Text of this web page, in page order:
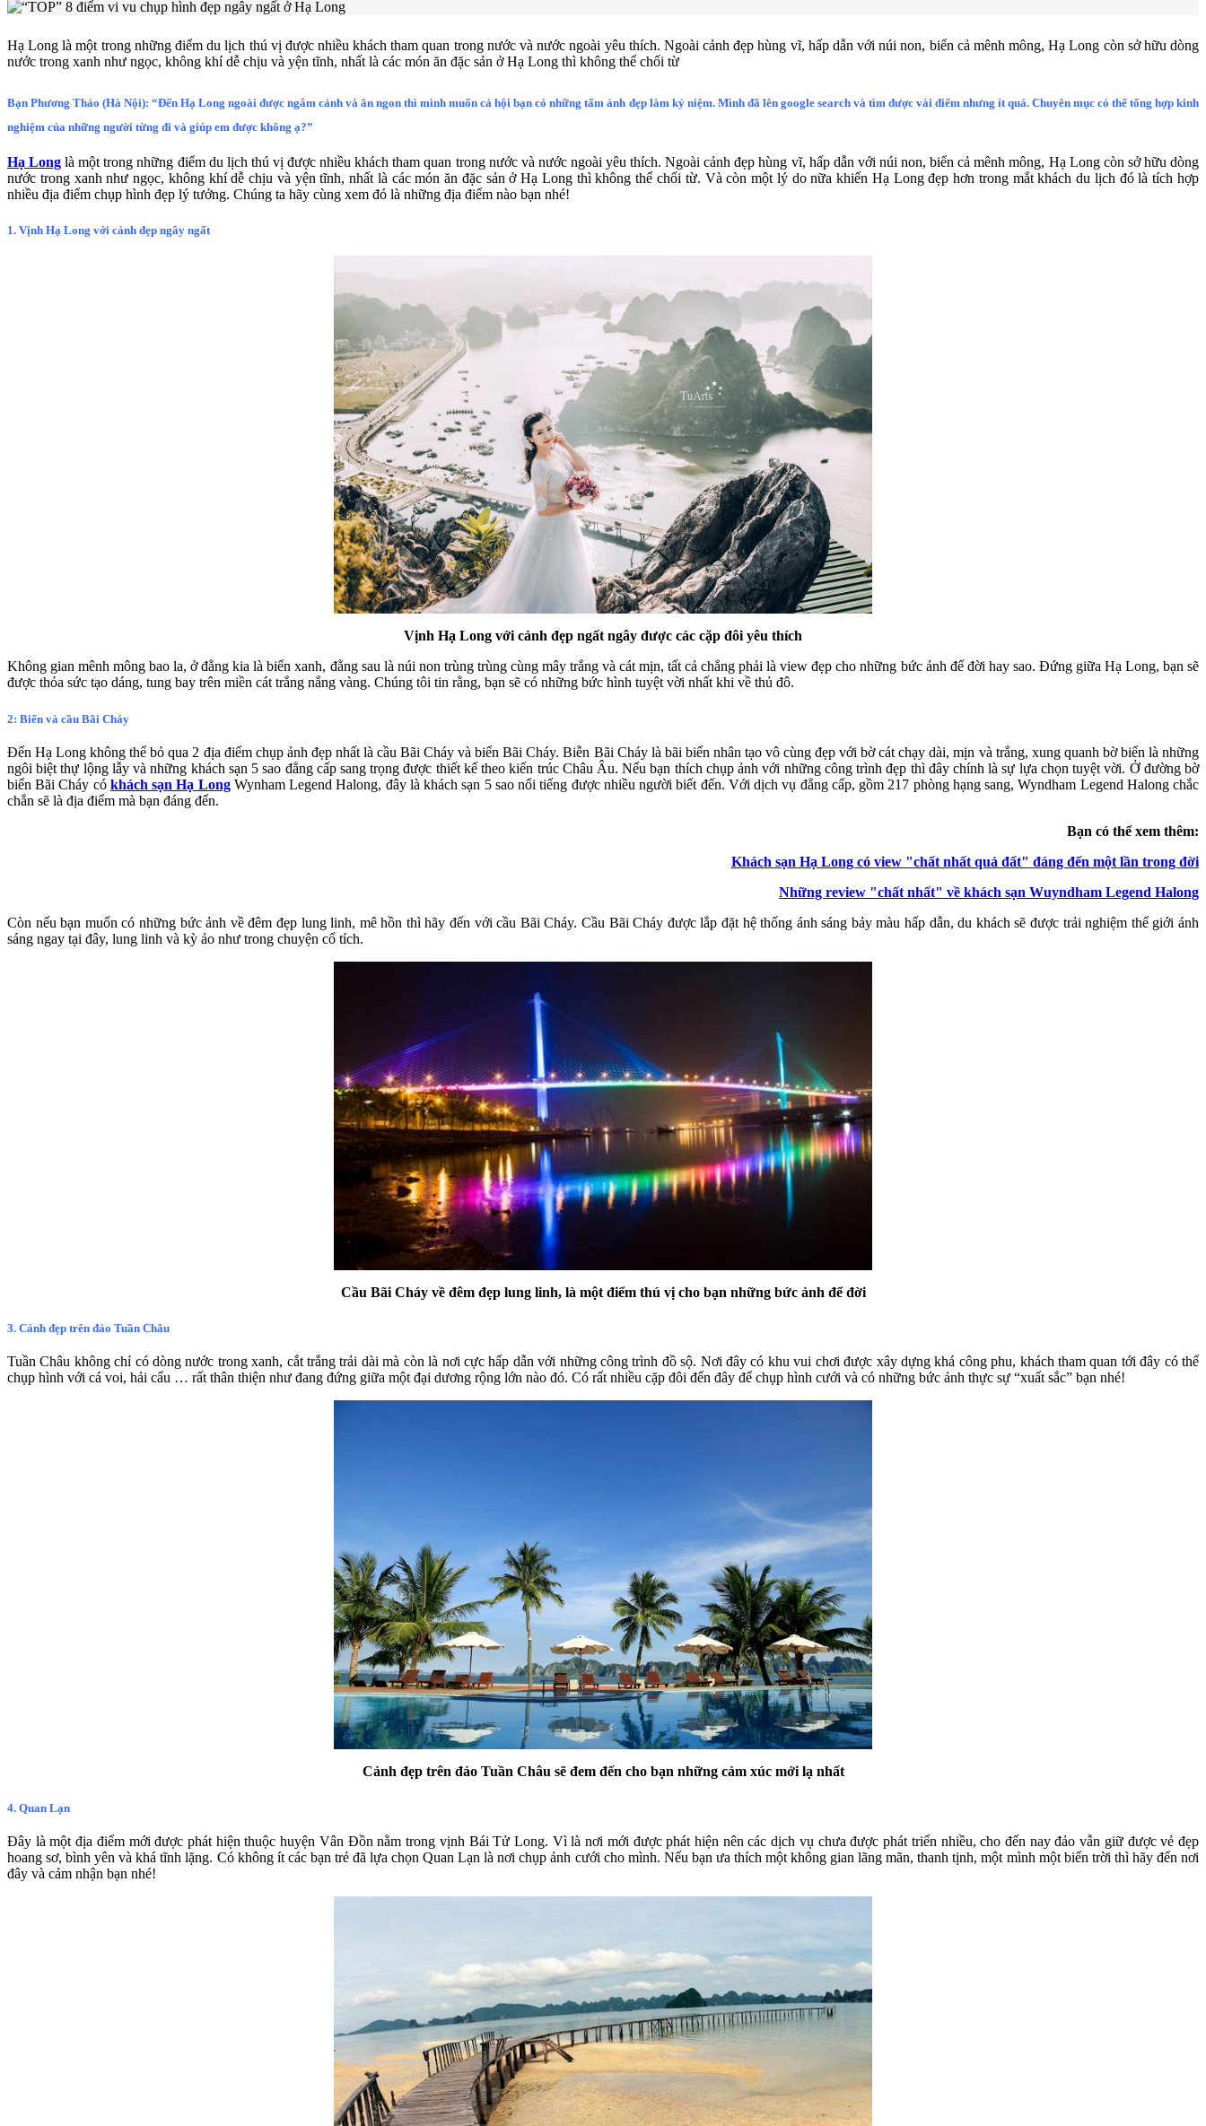
Hạ Long là một trong những điểm du lịch thú vị được nhiều khách tham quan trong nước và nước ngoài yêu thích. Ngoài cảnh đẹp hùng vĩ, hấp dẫn với núi non, biển cả mênh mông, Hạ Long còn sở hữu dòng
nước trong xanh như ngọc, không khí dễ chịu và yện tĩnh, nhất là các món ăn đặc sản ở Hạ Long thì không thể chối từ
Bạn Phương Thảo (Hà Nội): “Đến Hạ Long ngoài được ngắm cảnh và ăn ngon thì mình muốn cả hội bạn có những tấm ảnh đẹp làm kỷ niệm. Mình đã lên google search và tìm được vài điểm nhưng ít quá. Chuyên mục có thể tổng hợp kinh
nghiệm của những người từng đi và giúp em được không ạ?”
Hạ Long là một trong những điểm du lịch thú vị được nhiều khách tham quan trong nước và nước ngoài yêu thích. Ngoài cảnh đẹp hùng vĩ, hấp dẫn với núi non, biển cả mênh mông, Hạ Long còn sở hữu dòng
nước trong xanh như ngọc, không khí dễ chịu và yện tĩnh, nhất là các món ăn đặc sản ở Hạ Long thì không thể chối từ. Và còn một lý do nữa khiến Hạ Long đẹp hơn trong mắt khách du lịch đó là tích hợp
nhiều địa điểm chụp hình đẹp lý tưởng. Chúng ta hãy cùng xem đó là những địa điểm nào bạn nhé!
1. Vịnh Hạ Long với cảnh đẹp ngây ngất
Vịnh Hạ Long với cảnh đẹp ngất ngây được các cặp đôi yêu thích
Không gian mênh mông bao la, ở đằng kia là biển xanh, đằng sau là núi non trùng trùng cùng mây trắng và cát mịn, tất cả chẳng phải là view đẹp cho những bức ảnh để đời hay sao. Đứng giữa Hạ Long, bạn sẽ
được thỏa sức tạo dáng, tung bay trên miền cát trắng nắng vàng. Chúng tôi tin rằng, bạn sẽ có những bức hình tuyệt vời nhất khi về thủ đô.
2: Biển và cầu Bãi Cháy
Đến Hạ Long không thể bỏ qua 2 địa điểm chụp ảnh đẹp nhất là cầu Bãi Cháy và biển Bãi Cháy. Biễn Bãi Cháy là bãi biển nhân tạo vô cùng đẹp với bờ cát chạy dài, mịn và trắng, xung quanh bờ biển là những
ngôi biệt thự lộng lẫy và những khách sạn 5 sao đẳng cấp sang trọng được thiết kế theo kiến trúc Châu Âu. Nếu bạn thích chụp ảnh với những công trình đẹp thì đây chính là sự lựa chọn tuyệt vời. Ở đường bờ
biển Bãi Cháy có khách sạn Hạ LongWynham Legend Halong, đây là khách sạn 5 sao nổi tiếng được nhiều người biết đến. Với dịch vụ đẳng cấp, gồm 217 phòng hạng sang, Wyndham Legend Halong chắc
chắn sẽ là địa điểm mà bạn đáng đến.
Bạn có thể xem thêm:
Khách sạn Hạ Long có view "chất nhất quả đất" đáng đến một lần trong đời
Những review "chất nhất" về khách sạn Wuyndham Legend Halong
Còn nếu bạn muốn có những bức ảnh về đêm đẹp lung linh, mê hồn thì hãy đến với cầu Bãi Cháy. Cầu Bãi Cháy được lắp đặt hệ thống ánh sáng bảy màu hấp dẫn, du khách sẽ được trải nghiệm thế giới ánh
sáng ngay tại đây, lung linh và kỳ ảo như trong chuyện cổ tích.
Cầu Bãi Cháy về đêm đẹp lung linh, là một điểm thú vị cho bạn những bức ảnh để đời
3. Cảnh đẹp trên đảo Tuần Châu
Tuần Châu không chỉ có dòng nước trong xanh, cắt trắng trải dài mà còn là nơi cực hấp dẫn với những công trình đồ sộ. Nơi đây có khu vui chơi được xây dựng khá công phu, khách tham quan tới đây có thể
chụp hình với cá voi, hải cẩu … rất thân thiện như đang đứng giữa một đại dương rộng lớn nào đó. Có rất nhiều cặp đôi đến đây để chụp hình cưới và có những bức ảnh thực sự “xuất sắc” bạn nhé!
Cảnh đẹp trên đảo Tuần Châu sẽ đem đến cho bạn những cảm xúc mới lạ nhất
4. Quan Lạn
Đây là một địa điểm mới được phát hiện thuộc huyện Vân Đồn nằm trong vịnh Bái Tử Long. Vì là nơi mới được phát hiện nên các dịch vụ chưa được phát triển nhiều, cho đến nay đảo vẫn giữ được vẻ đẹp
hoang sơ, bình yên và khá tĩnh lặng. Có không ít các bạn trẻ đã lựa chọn Quan Lạn là nơi chụp ảnh cưới cho mình. Nếu bạn ưa thích một không gian lãng mãn, thanh tịnh, một mình một biển trời thì hãy đến nơi
đây và cảm nhận bạn nhé!